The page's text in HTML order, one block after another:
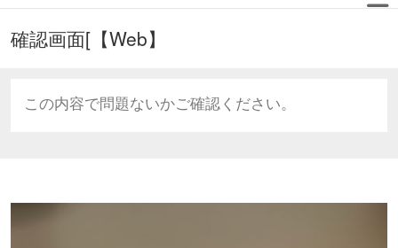
確認画面[【Web】
この内容で問題ないかご確認ください。